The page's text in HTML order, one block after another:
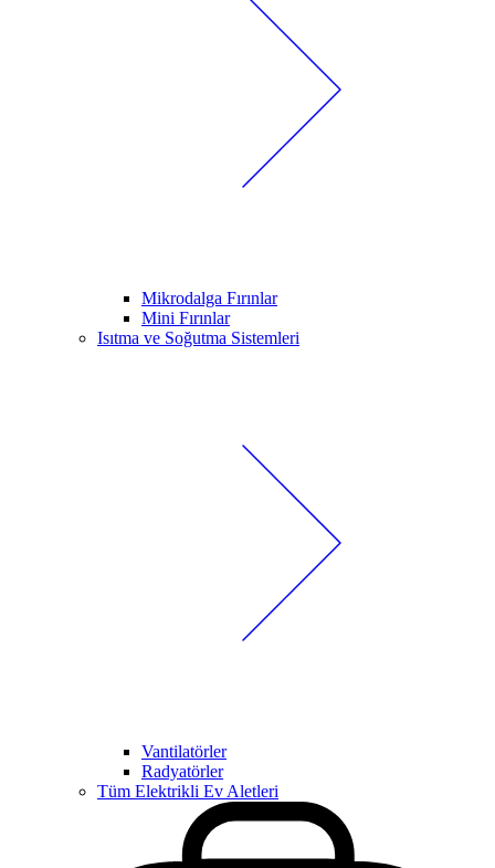
Mikrodalga Fırınlar
Mini Fırınlar
Isıtma ve Soğutma Sistemleri
Vantilatörler
Radyatörler
Tüm Elektrikli Ev Aletleri